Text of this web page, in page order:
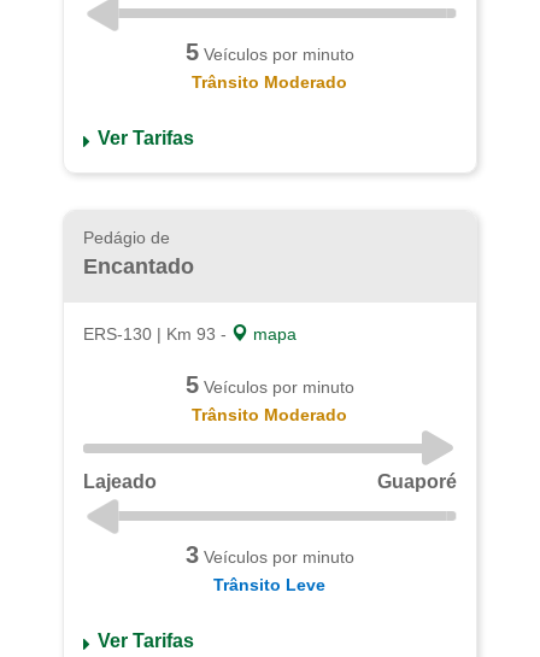
5Veículos por minuto
Trânsito Moderado
Ver Tarifas
Pedágio de
Encantado
ERS-130 | Km 93 - mapa
5Veículos por minuto
Trânsito Moderado
Lajeado Guaporé
3Veículos por minuto
Trânsito Leve
Ver Tarifas